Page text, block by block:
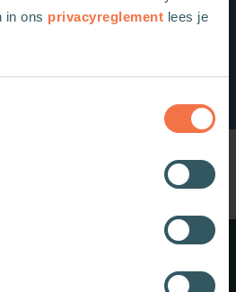
in ons privacyreglement lees je